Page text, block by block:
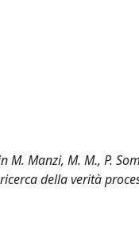
Manzi, M. M., P.
della verità